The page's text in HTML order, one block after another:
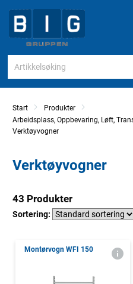
Start
Produkter
Arbeidsplass, Oppbevaring, Løft,
Verktøyvogner
Verktøyvogner
43 Produkter
Sortering:
Montørvogn WFI 150